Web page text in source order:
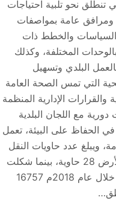
نحو تلبية احتياجات
ومرافق عامة بمواصفات
السياسات والخطط ذات
المختلفة، وكذلك
البلدي وتسهيل
التي تمس الصحة العامة
والقرارات الإدارية المنظمة
مع اللجان البلدية
الحفاظ على البيئة، تعمل
ويبلغ عدد حاويات النقل
المباشر حتى نهاية عام 2018م حوالي 2235 حاوية، في حين بلغ عدد الحاويات تحت الأرض 28 حاوية، بينما شكلت
حاويات الكوكا 2640 حاوية، وقد بلغت شحنات المخلفات المنقولة عن طريق المديرية خلال عام 2018م 16757